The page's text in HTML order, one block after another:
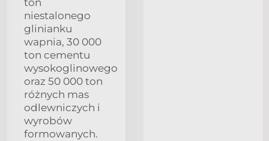
ton
niestalonego
glinianku
wapnia, 30 000
ton cementu
wysokoglinowego
oraz 50 000 ton
różnych mas
odlewniczych i
wyrobów
formowanych.